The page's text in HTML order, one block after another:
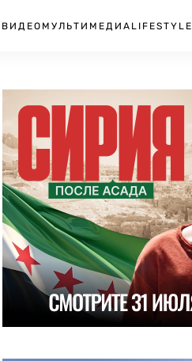
ВИДЕО МУЛЬТИМЕДИА LIFESTYLE